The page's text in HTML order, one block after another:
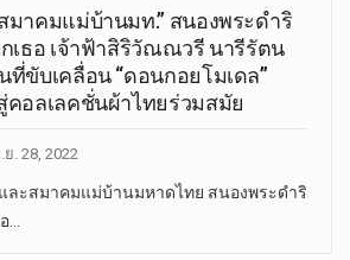
มาคมแม่บ้านมท.” สนองพระดำริ
เธอ เจ้าฟ้าสิริวัณณวรี นารีรัตน
ขับเคลื่อน “ดอนกอยโมเดล”
คอลเลคชั่นผ้าไทยร่วมสมัย
ย. 28, 2022
ละสมาคมแม่บ้านมหาดไทย สนองพระดำริ